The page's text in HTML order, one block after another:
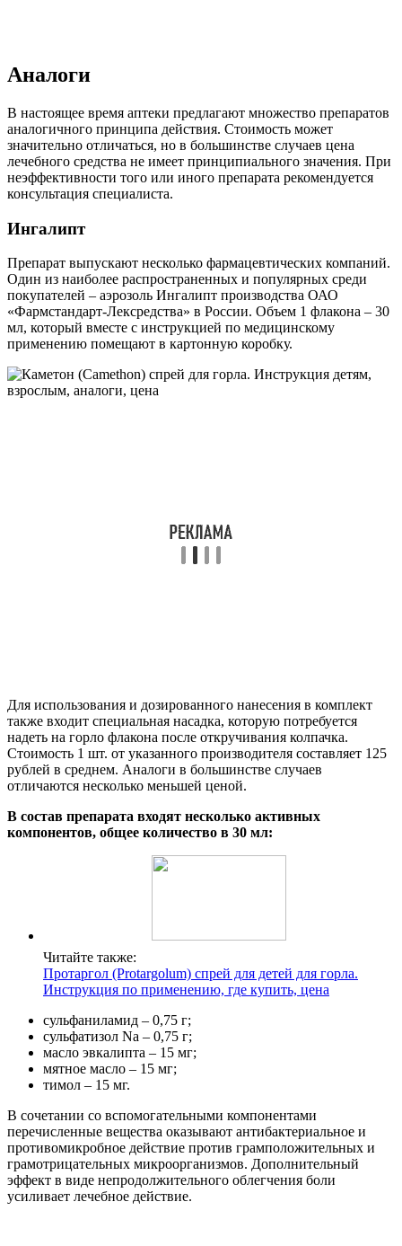
Аналоги
В настоящее время аптеки предлагают множество препаратов
аналогичного принципа действия. Стоимость может
значительно отличаться, но в большинстве случаев цена
лечебного средства не имеет принципиального значения. При
неэффективности того или иного препарата рекомендуется
консультация специалиста.
Ингалипт
Препарат выпускают несколько фармацевтических компаний.
Один из наиболее распространенных и популярных среди
покупателей – аэрозоль Ингалипт производства ОАО
«Фармстандарт-Лексредства» в России. Объем 1 флакона – 30
мл, который вместе с инструкцией по медицинскому
применению помещают в картонную коробку.
Для использования и дозированного нанесения в комплект
также входит специальная насадка, которую потребуется
надеть на горло флакона после откручивания колпачка.
Стоимость 1 шт. от указанного производителя составляет 125
рублей в среднем. Аналоги в большинстве случаев
отличаются несколько меньшей ценой.
В состав препарата входят несколько активных
компонентов, общее количество в 30 мл:
Читайте также:
Протаргол (Protargolum) спрей для детей для горла.
Инструкция по применению, где купить, цена
сульфаниламид – 0,75 г;
сульфатизол Na – 0,75 г;
масло эвкалипта – 15 мг;
мятное масло – 15 мг;
тимол – 15 мг.
В сочетании со вспомогательными компонентами
перечисленные вещества оказывают антибактериальное и
противомикробное действие против грамположительных и
грамотрицательных микроорганизмов. Дополнительный
эффект в виде непродолжительного облегчения боли
усиливает лечебное действие.